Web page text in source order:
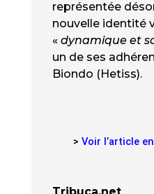
représentée
nouvelle identité
« dynamique et
un de ses
Biondo (Hetiss).
> Voir l’article